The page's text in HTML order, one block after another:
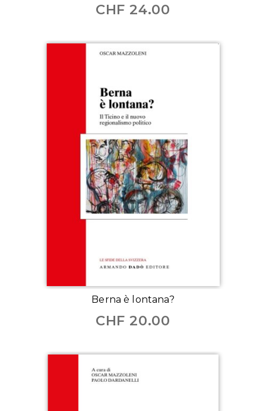
CHF 24.00
Berna è lontana?
CHF 20.00